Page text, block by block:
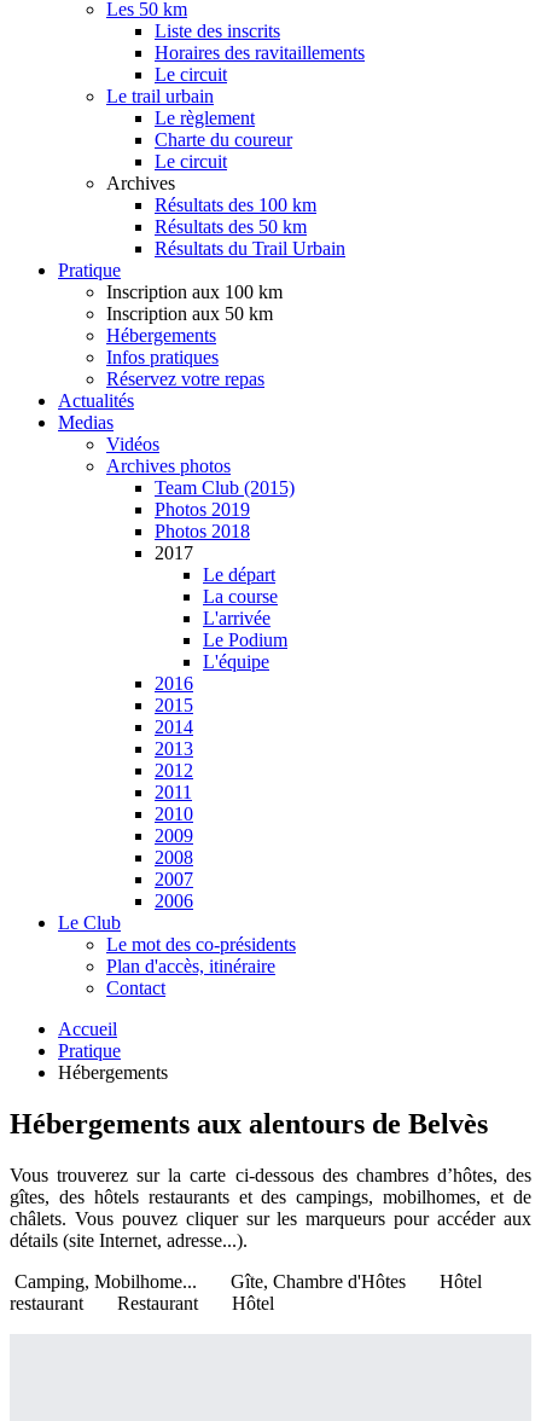
Les 50 km
Liste des inscrits
Horaires des ravitaillements
Le circuit
Le trail urbain
Le règlement
Charte du coureur
Le circuit
Archives
Résultats des 100 km
Résultats des 50 km
Résultats du Trail Urbain
Pratique
Inscription aux 100 km
Inscription aux 50 km
Hébergements
Infos pratiques
Réservez votre repas
Actualités
Medias
Vidéos
Archives photos
Team Club (2015)
Photos 2019
Photos 2018
2017
Le départ
La course
L'arrivée
Le Podium
L'équipe
2016
2015
2014
2013
2012
2011
2010
2009
2008
2007
2006
Le Club
Le mot des co-présidents
Plan d'accès, itinéraire
Contact
Accueil
Pratique
Hébergements
Hébergements aux alentours de Belvès
Vous trouverez sur la carte ci-dessous des chambres d’hôtes, des
gîtes, des hôtels restaurants et des campings, mobilhomes, et de
châlets. Vous pouvez cliquer sur les marqueurs pour accéder aux
détails (site Internet, adresse...).
Camping, Mobilhome... Gîte, Chambre d'Hôtes Hôtel
restaurant Restaurant Hôtel